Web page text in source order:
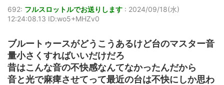
692: フルスロットルでお送りします : 2024/09/18(水)
12:24:08.13 ID:wo5+MHZv0
ブルートゥースがどうこうあるけど台のマスター音
量小さくすればいいだけだろ
昔はこんな音の不快感なんてなかったんだから
音と光で麻痺させてって最近の台は不快にしか思わ